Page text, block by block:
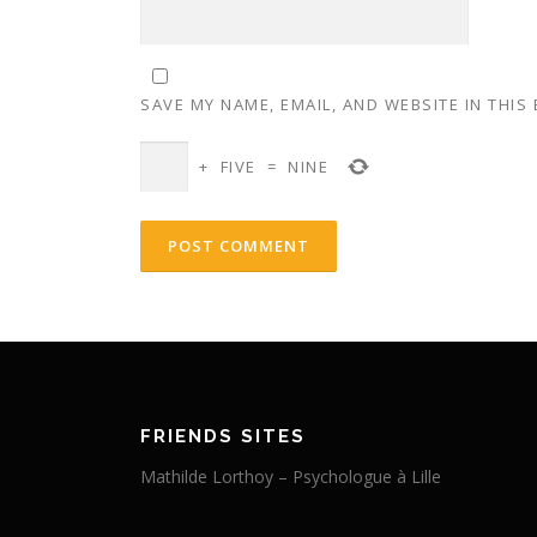
SAVE MY NAME, EMAIL, AND WEBSITE IN THIS
+ FIVE = NINE
FRIENDS SITES
Mathilde Lorthoy – Psychologue à Lille